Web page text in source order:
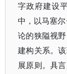
字政府建设
中，以马塞
论的狭隘视
建构关系。
展原则。具